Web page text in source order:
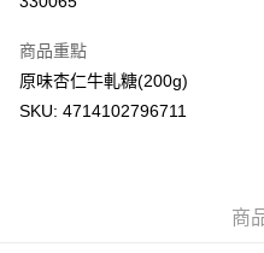
送貨方式
商品重點
原味杏仁牛軋糖(200g)
SKU: 4714102796711
商